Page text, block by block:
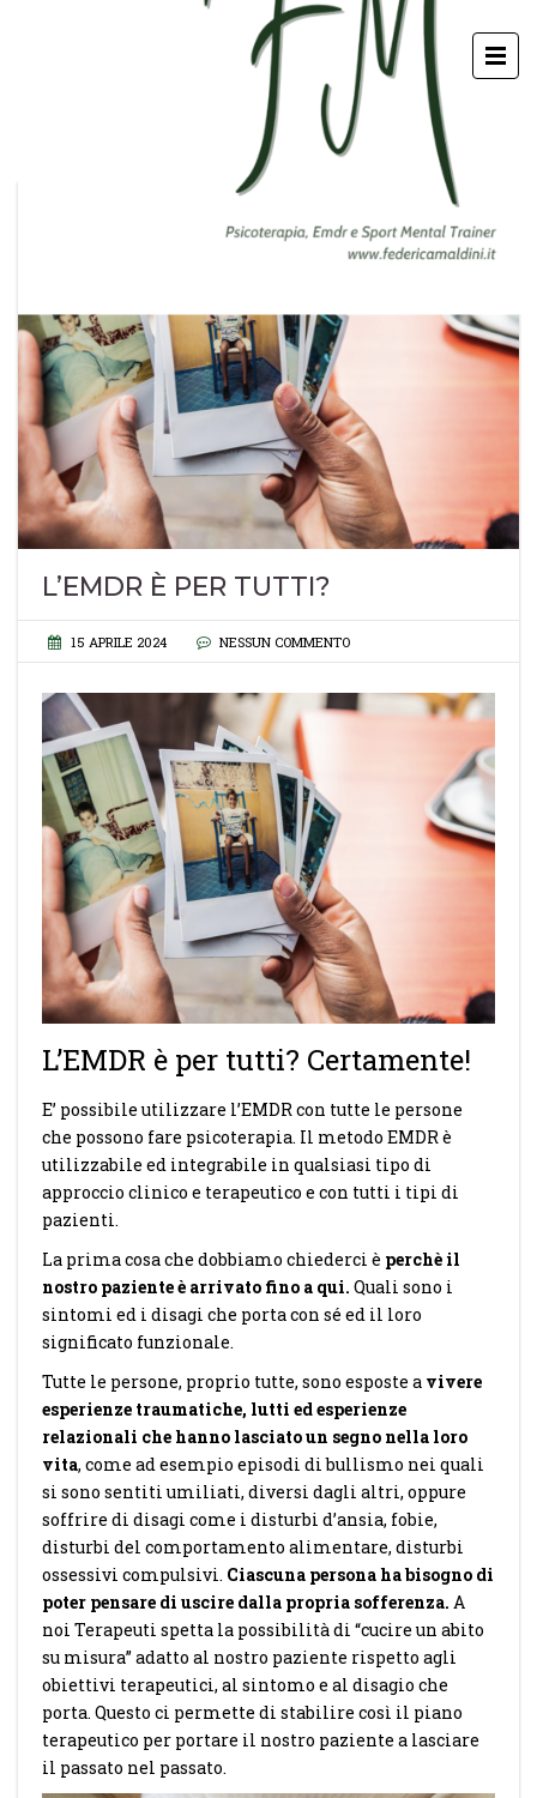
L’EMDR È PER TUTTI?
15 APRILE 2024 NESSUN COMMENTO
L’EMDR è per tutti? Certamente!
E’ possibile utilizzare l’EMDR con tutte le persone
che possono fare psicoterapia. Il metodo EMDR è
utilizzabile ed integrabile in qualsiasi tipo di
approccio clinico e terapeutico e con tutti i tipi di
pazienti.
La prima cosa che dobbiamo chiederci è perchè il
nostro paziente è arrivato fino a qui. Quali sono i
sintomi ed i disagi che porta con sé ed il loro
significato funzionale.
Tutte le persone, proprio tutte, sono esposte a vivere
esperienze traumatiche, lutti ed esperienze
relazionali che hanno lasciato un segno nella loro
vita, come ad esempio episodi di bullismo nei quali
si sono sentiti umiliati, diversi dagli altri, oppure
soffrire di disagi come i disturbi d’ansia, fobie,
disturbi del comportamento alimentare, disturbi
ossessivi compulsivi. Ciascuna persona ha bisogno di
poter pensare di uscire dalla propria sofferenza. A
noi Terapeuti spetta la possibilità di “cucire un abito
su misura” adatto al nostro paziente rispetto agli
obiettivi terapeutici, al sintomo e al disagio che
porta. Questo ci permette di stabilire così il piano
terapeutico per portare il nostro paziente a lasciare
il passato nel passato.